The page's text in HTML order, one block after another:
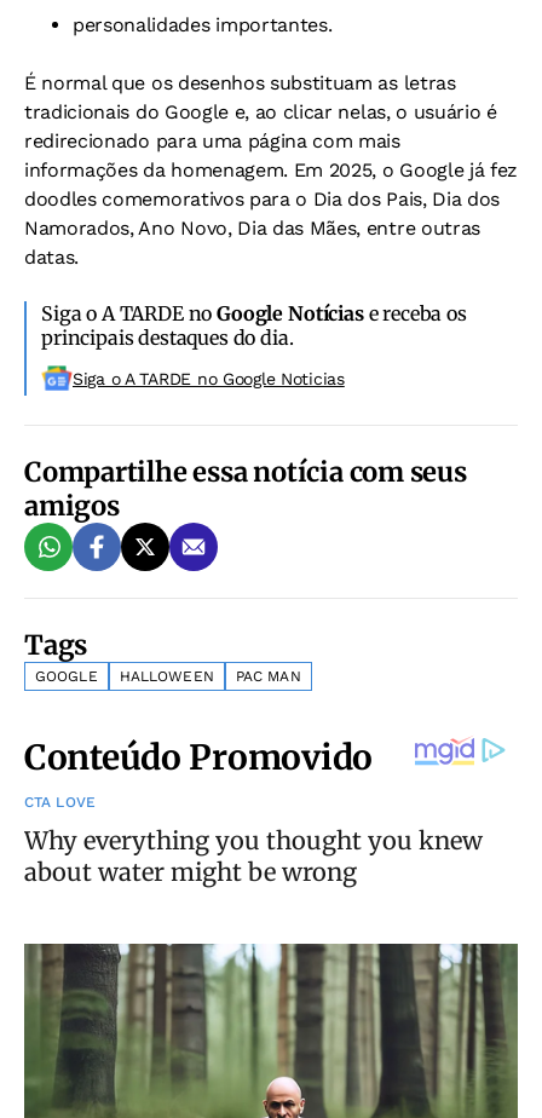
personalidades importantes.
É normal que os desenhos substituam as letras
tradicionais do Google e, ao clicar nelas, o usuário é
redirecionado para uma página com mais
informações da homenagem. Em 2025, o Google já fez
doodles comemorativos para o Dia dos Pais, Dia dos
Namorados, Ano Novo, Dia das Mães, entre outras
datas.
Siga o A TARDE noGoogle Notíciase receba os
principais destaques do dia.
Siga o A TARDE no Google Noticias
Compartilhe essa notícia com seus
amigos
Tags
GOOGLE HALLOWEEN PAC MAN